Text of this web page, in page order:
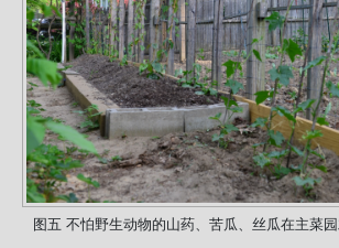
图五 不怕野生动物的山药、苦瓜、丝瓜在主菜